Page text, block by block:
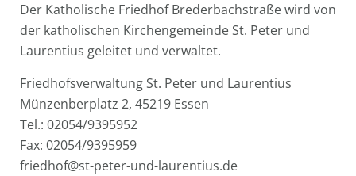
Der Katholische Friedhof Brederbachstraße wird von
der katholischen Kirchengemeinde St. Peter und
Laurentius geleitet und verwaltet.
Friedhofsverwaltung St. Peter und Laurentius
Münzenberplatz 2, 45219 Essen
Tel.: 02054/9395952
Fax: 02054/9395959
friedhof@st-peter-und-laurentius.de